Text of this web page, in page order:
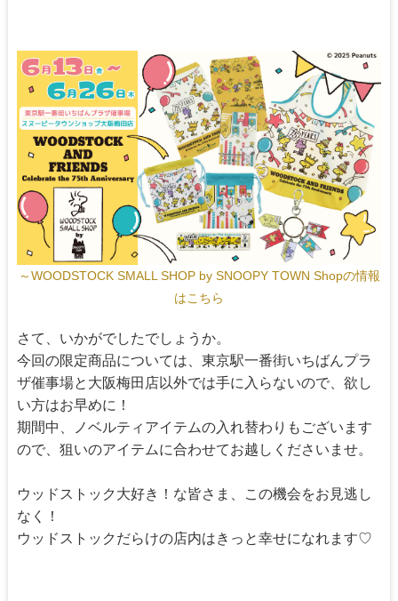
～WOODSTOCK SMALL SHOP by SNOOPY TOWN Shopの情報
はこちら
さて、いかがでしたでしょうか。
今回の限定商品については、東京駅一番街いちばんプラ
ザ催事場と大阪梅田店以外では手に入らないので、欲し
い方はお早めに！
期間中、ノベルティアイテムの入れ替わりもございます
ので、狙いのアイテムに合わせてお越しくださいませ。
ウッドストック大好き！な皆さま、この機会をお見逃し
なく！
ウッドストックだらけの店内はきっと幸せになれます♡